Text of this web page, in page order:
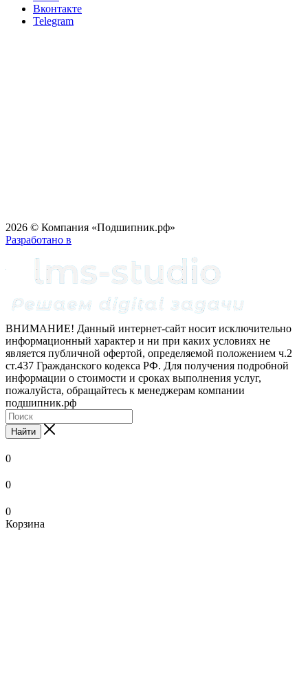
Вконтакте
Telegram
2026 © Компания «Подшипник.рф»
Разработано в
ВНИМАНИЕ! Данный интернет-сайт носит исключительно
информационный характер и ни при каких условиях не
является публичной офертой, определяемой положением ч.2
ст.437 Гражданского кодекса РФ. Для получения подробной
информации о стоимости и сроках выполнения услуг,
пожалуйста, обращайтесь к менеджерам компании
подшипник.рф
Найти
0
0
0
Корзина